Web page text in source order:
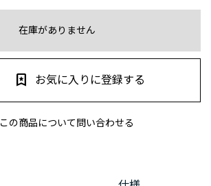
在庫がありません
この商品について問い合わせる
お気に入りに登録する